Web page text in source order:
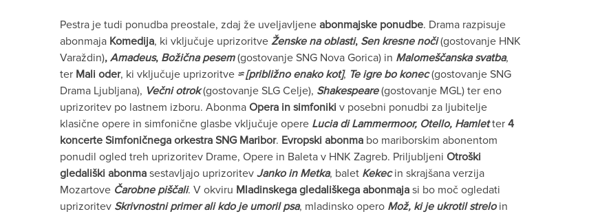
Pestra je tudi ponudba preostale, zdaj že uveljavljene abonmajske ponudbe. Drama razpisuje
abonmaja Komedija, ki vključuje uprizoritve Ženske na oblasti, Sen kresne noči (gostovanje HNK
Varaždin), Amadeus, Božična pesem (gostovanje SNG Nova Gorica) in Malomeščanska svatba,
ter Mali oder, ki vključuje uprizoritve ≈ [približno enako kot], Te igre bo konec(gostovanje SNG
Drama Ljubljana), Večni otrok(gostovanje SLG Celje), Shakespeare(gostovanje MGL) ter eno
uprizoritev po lastnem izboru. Abonma Opera in simfoniki v posebni ponudbi za ljubitelje
klasične opere in simfonične glasbe vključuje opere Lucia di Lammermoor, Otello, Hamletter 4
koncerte Simfoničnega orkestra SNG Maribor. Evropski abonma bo mariborskim abonentom
ponudil ogled treh uprizoritev Drame, Opere in Baleta v HNK Zagreb. Priljubljeni Otroški
gledališki abonma sestavljajo uprizoritev Janko in Metka, balet Kekecin skrajšana verzija
Mozartove Čarobne piščali. V okviru Mladinskega gledališkega abonmaja si bo moč ogledati
uprizoritev Skrivnostni primer ali kdo je umoril psa, mladinsko opero Mož, ki je ukrotil streloin